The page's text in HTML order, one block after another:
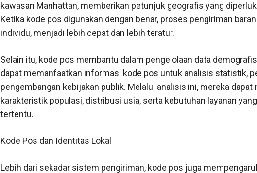
kawasan Manhattan, memberikan petunjuk geografis yang
Ketika kode pos digunakan dengan benar, proses pengiriman
individu, menjadi lebih cepat dan lebih teratur.
Selain itu, kode pos membantu dalam pengelolaan data
dapat memanfaatkan informasi kode pos untuk analisis statistik,
pengembangan kebijakan publik. Melalui analisis ini, mereka dapat
karakteristik populasi, distribusi usia, serta kebutuhan layanan
tertentu.
Kode Pos dan Identitas Lokal
Lebih dari sekadar sistem pengiriman, kode pos juga